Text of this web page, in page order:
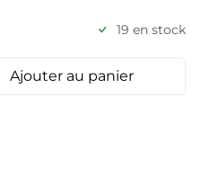
19 en stock
Ajouter au panier